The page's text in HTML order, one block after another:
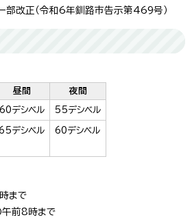
部改正（令和6年釧路市告示第469号）
昼間 夜間
60デシベル 55デシベル
デシベル 60デシベル
まで
午前8時まで